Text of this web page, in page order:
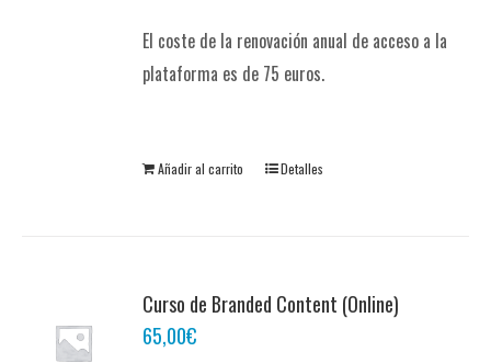
El coste de la renovación anual de acceso a la
plataforma es de 75 euros.
Añadir al carrito Detalles
Curso de Branded Content (Online)
65,00€